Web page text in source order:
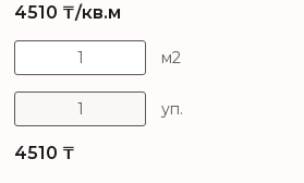
4510 ₸/кв.м
м2
уп.
4510 ₸